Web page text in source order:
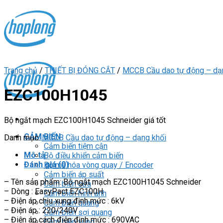
content
CẢM BIẾN
Cảm biến tiệm cận
Bộ điều khiển cảm biến
Bộ mã hóa vòng quay / Encoder
Cảm biến áp suất
Cảm biến cửa
Cảm biến hình ảnh
Cảm biến quang
Cảm biến sợi quang
Trang chủ / THIẾT BỊ ĐÓNG CẮT / MCCB Cầu dao tự động –
EZC100H1045
Bộ ngắt mạch EZC100H1045 Schneider giá tốt
Danh mục:MCCB Cầu dao tự động – dạng khối
Mô tả
Đánh giá (0)
– Tên sản phẩm: Bộ ngắt mạch EZC100H1045 Schneider
– Dòng : EasyPact EZC100H
– Điện áp chịu xung định mức : 6kV
– Điện áp : 220/240V
– Điện áp cách điện định mức : 690VAC